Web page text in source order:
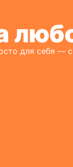
для себя —